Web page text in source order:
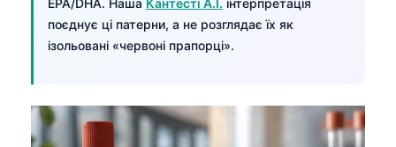
поєднує ці патерни, а не розглядає їх як
ізольовані «червоні прапорці».